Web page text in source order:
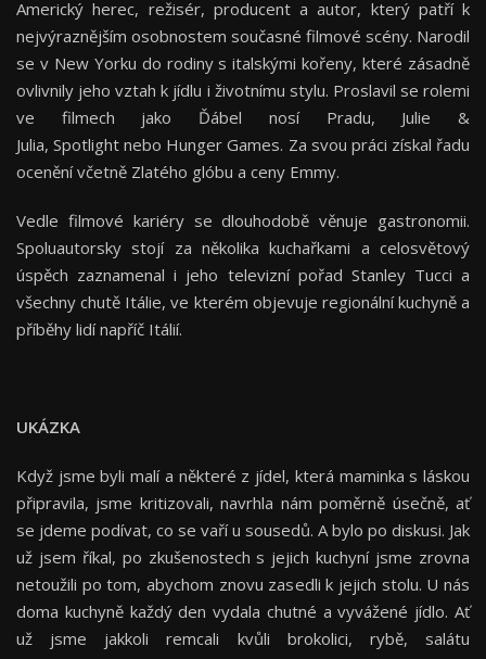
Americký herec, režisér, producent a autor, který patří k
nejvýraznějším osobnostem současné filmové scény. Narodil
se v New Yorku do rodiny s italskými kořeny, které zásadně
ovlivnily jeho vztah k jídlu i životnímu stylu. Proslavil se rolemi
ve filmech jako Ďábel nosí Pradu, Julie &
Julia, Spotlight nebo Hunger Games. Za svou práci získal řadu
ocenění včetně Zlatého glóbu a ceny Emmy.
Vedle filmové kariéry se dlouhodobě věnuje gastronomii.
Spoluautorsky stojí za několika kuchařkami a celosvětový
úspěch zaznamenal i jeho televizní pořad Stanley Tucci a
všechny chutě Itálie, ve kterém objevuje regionální kuchyně a
příběhy lidí napříč Itálií.
UKÁZKA
Když jsme byli malí a některé z jídel, která maminka s láskou
připravila, jsme kritizovali, navrhla nám poměrně úsečně, ať
se jdeme podívat, co se vaří u sousedů. A bylo po diskusi. Jak
už jsem říkal, po zkušenostech s jejich kuchyní jsme zrovna
netoužili po tom, abychom znovu zasedli k jejich stolu. U nás
doma kuchyně každý den vydala chutné a vyvážené jídlo. Ať
už jsme jakkoli remcali kvůli brokolici, rybě, salátu